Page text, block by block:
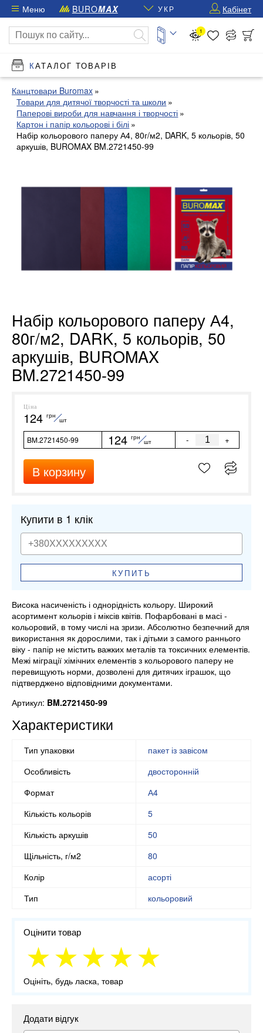
Меню BUROMAX УКР Кабінет
1
КАТАЛОГ ТОВАРІВ
Канцтовари Buromax
Товари для дитячої творчості та школи
Паперові вироби для навчання і творчості
Картон і папір кольорові і білі
Набір кольорового паперу А4, 80г/м2, DARK, 5 кольорів, 50
аркушів, BUROMAX BM.2721450-99
Набір кольорового паперу А4,
80г/м2, DARK, 5 кольорів, 50
аркушів, BUROMAX
BM.2721450-99
Ціна
124 грн
шт
BM.2721450-99 124 грн
шт - +
В корзину
Купити в 1 клік
КУПИТЬ
Висока насиченість і однорідність кольору. Широкий
асортимент кольорів і міксів квітів. Пофарбовані в масі -
кольоровий, в тому числі на зризи. Абсолютно безпечний для
використання як дорослими, так і дітьми з самого раннього
віку - папір не містить важких металів та токсичних елементів.
Межі міграції хімічних елементів з кольорового паперу не
перевищують норми, дозволені для дитячих іграшок, що
підтверджено відповідними документами.
Артикул: BM.2721450-99
Характеристики
Тип упаковки
пакет із завісом
Особливість
двосторонній
Формат
А4
Кількість кольорів
5
Кількість аркушів
50
Щільність, г/м2
80
Колір
асорті
Тип
кольоровий
Оцінити товар
Оцініть, будь ласка, товар
Додати відгук